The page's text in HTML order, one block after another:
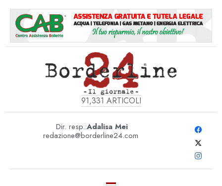
91,331 ARTICOLI
Dir. resp.:Adalisa Mei
redazione@borderline24.com